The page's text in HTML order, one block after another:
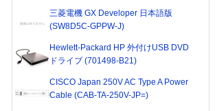
三菱電機 GX Developer 日本語版
(SW8D5C-GPPW-J)
Hewlett-Packard HP 外付けUSB DVD
ドライブ (701498-B21)
CISCO Japan 250V AC Type A Power
Cable (CAB-TA-250V-JP=)